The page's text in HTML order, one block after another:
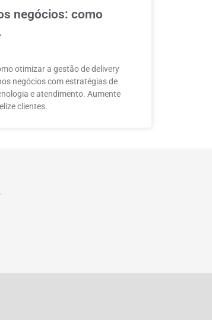
negócios: como
otimizar a gestão de delivery
negócios com estratégias de
e atendimento. Aumente
clientes.